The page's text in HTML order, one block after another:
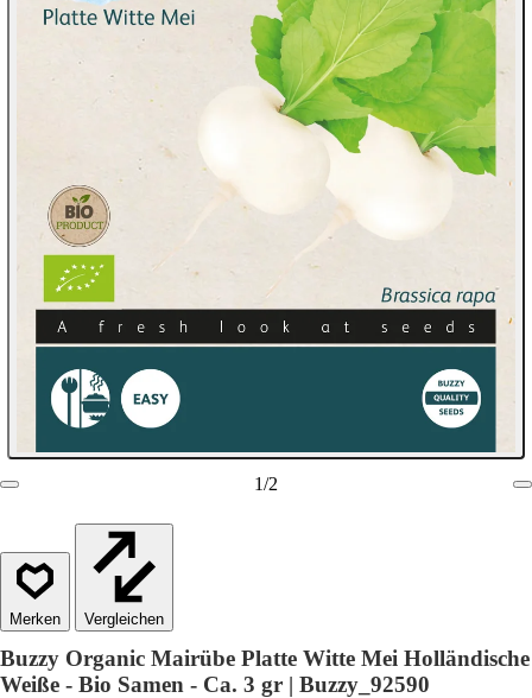
1/2
Vergleichen
Buzzy Organic Mairübe Platte Witte Mei Holländische
Weiße - Bio Samen - Ca. 3 gr | Buzzy_92590